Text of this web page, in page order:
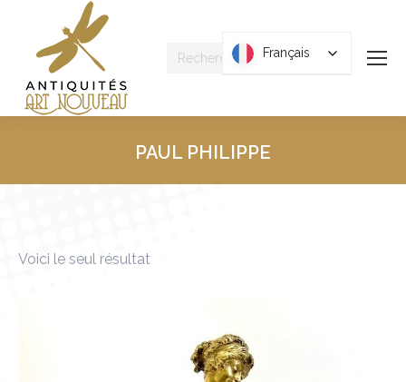
Recherche
PAUL PHILIPPE
Voici le seul résultat
Français
Français